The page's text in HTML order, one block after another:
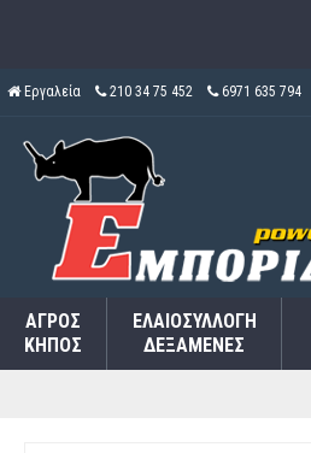
Εργαλεία 210 34 75 452 6971 635 794
ΑΓΡΌΣ
ΚΉΠΟΣ
ΕΛΑΙΟΣΥΛΛΟΓΉ
ΔΕΞΑΜΕΝΈΣ